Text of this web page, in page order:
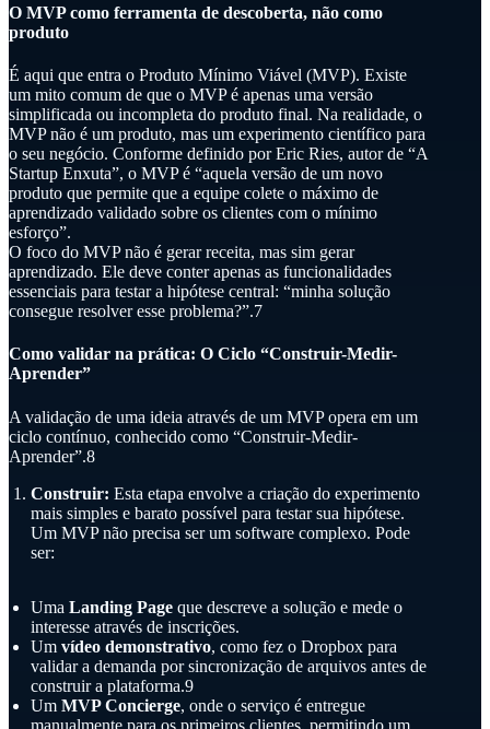
O MVP como ferramenta de descoberta, não como
produto
É aqui que entra o Produto Mínimo Viável (MVP). Existe
um mito comum de que o MVP é apenas uma versão
simplificada ou incompleta do produto final. Na realidade, o
MVP não é um produto, mas um experimento científico para
o seu negócio. Conforme definido por Eric Ries, autor de “A
Startup Enxuta”, o MVP é “aquela versão de um novo
produto que permite que a equipe colete o máximo de
aprendizado validado sobre os clientes com o mínimo
esforço”.
O foco do MVP não é gerar receita, mas sim gerar
aprendizado. Ele deve conter apenas as funcionalidades
essenciais para testar a hipótese central: “minha solução
consegue resolver esse problema?”.7
Como validar na prática: O Ciclo “Construir-Medir-
Aprender”
A validação de uma ideia através de um MVP opera em um
ciclo contínuo, conhecido como “Construir-Medir-
Aprender”.8
Construir: Esta etapa envolve a criação do experimento
mais simples e barato possível para testar sua hipótese.
Um MVP não precisa ser um software complexo. Pode
ser:
Uma Landing Page que descreve a solução e mede o
interesse através de inscrições.
Um vídeo demonstrativo, como fez o Dropbox para
validar a demanda por sincronização de arquivos antes de
construir a plataforma.9
Um MVP Concierge, onde o serviço é entregue
manualmente para os primeiros clientes, permitindo um